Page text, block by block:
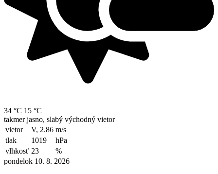
34 °C 15 °C
takmer jasno, slabý východný vietor
vietor
V, 2.86 m/s
tlak
1019
hPa
vlhkosť 23
%
pondelok 10. 8. 2026